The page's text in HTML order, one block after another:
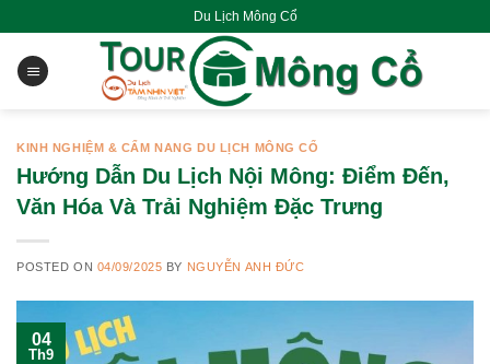
to
content
Du Lịch Mông Cổ
KINH NGHIỆM & CẨM NANG DU LỊCH MÔNG CỔ
Hướng Dẫn Du Lịch Nội Mông: Điểm Đến,
Văn Hóa Và Trải Nghiệm Đặc Trưng
POSTED ON 04/09/2025 BY NGUYỄN ANH ĐỨC
04
Th9